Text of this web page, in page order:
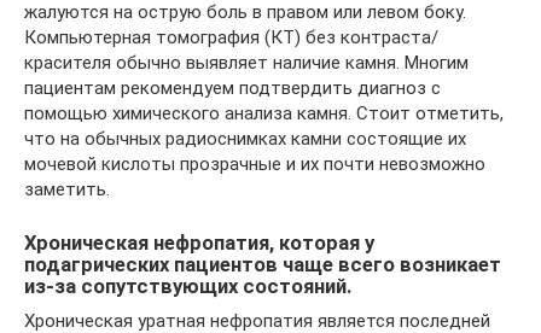
жалуются на острую боль в правом или левом боку.
Компьютерная томография (КТ) без контраста/
красителя обычно выявляет наличие камня. Многим
пациентам рекомендуем подтвердить диагноз с
помощью химического анализа камня. Стоит отметить,
что на обычных радиоснимках камни состоящие их
мочевой кислоты прозрачные и их почти невозможно
заметить.
Хроническая нефропатия, которая у
подагрических пациентов чаще всего возникает
из-за сопутствующих состояний.
Хроническая уратная нефропатия является последней